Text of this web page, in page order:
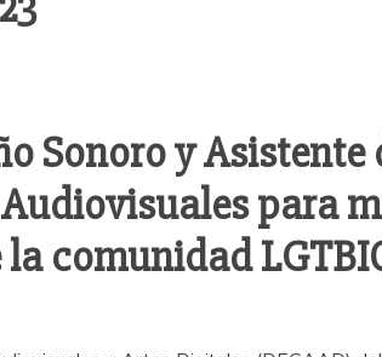
Sonoro y Asistente
para
comunidad